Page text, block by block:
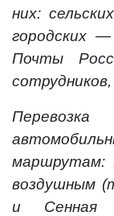
них:
городских
Почты
маршрутам:
воздушным
и Сенная